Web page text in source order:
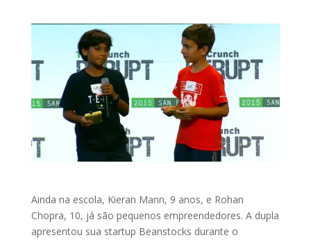
Ainda na escola, Kieran Mann, 9 anos, e Rohan
Chopra, 10, já são pequenos empreendedores. A dupla
apresentou sua startup Beanstocks durante o